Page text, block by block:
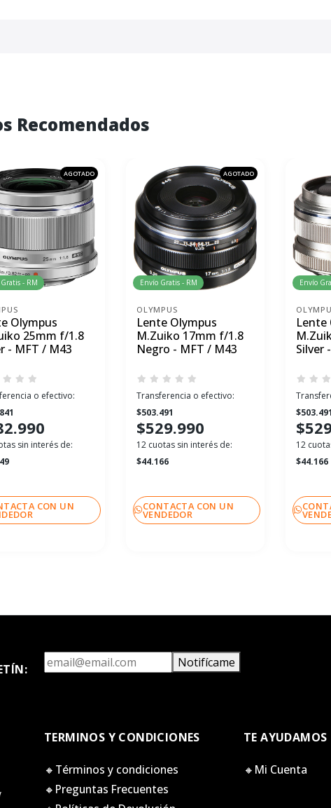
Recomendados
AGOTADO
- RM
Olympus
25mm f/1.8
- MFT / M43
o efectivo:
sin interés de:
CON UN
AGOTADO
Envío Gratis - RM
OLYMPUS
Lente Olympus
M.Zuiko 17mm f/1.8
Negro - MFT / M43
Transferencia o efectivo:
$503.491
$529.990
12 cuotas sin interés de:
$44.166
CONTACTA CON UN
VENDEDOR
Envío
Lente
Silver
$503.491
12
$44.166
Notifícame
TERMINOS Y CONDICIONES
🔸Términos y condiciones
🔸Preguntas Frecuentes
TE AYUDAMOS
🔸Mi Cuenta